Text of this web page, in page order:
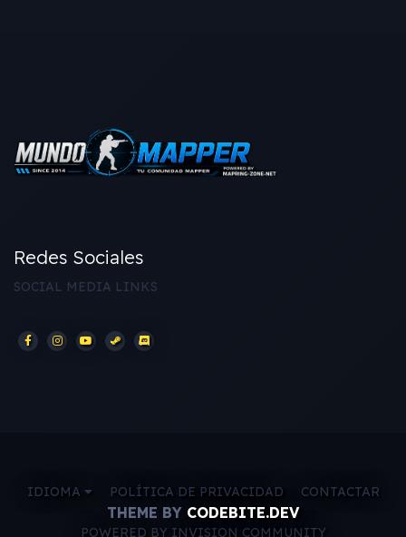
Redes Sociales
SOCIAL MEDIA LINKS
IDIOMA POLÍTICA DE PRIVACIDAD CONTACTAR
THEME BY CODEBITE.DEV
POWERED BY INVISION COMMUNITY